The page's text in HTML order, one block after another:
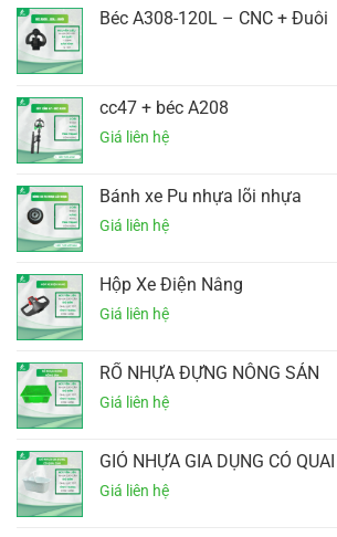
Béc A308-120L – CNC + Đuôi
cc47 + béc A208
Bánh xe Pu nhựa lõi nhựa
Hộp Xe Điện Nâng
RỔ NHỰA ĐỰNG NÔNG SẢN
GIỎ NHỰA GIA DỤNG CÓ